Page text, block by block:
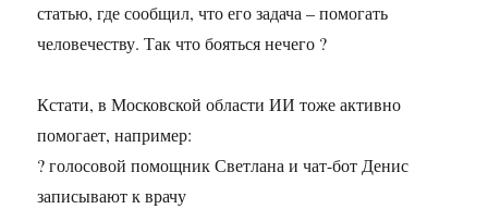
статью, где сообщил, что его задача – помогать
человечеству. Так что бояться нечего ?
Кстати, в Московской области ИИ тоже активно
помогает, например:
? голосовой помощник Светлана и чат-бот Денис
записывают к врачу